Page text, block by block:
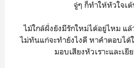
จู่ๆ ก็ทำให้หัวใจเ
ไม้ใกล้ฝั่งยังมีรักใหม่ได้อยู่ไหม แ
ไม่ทันแก่จะทำยังไงดี หาคำตอบไ
มอบเสียงหัวเราะและเยี